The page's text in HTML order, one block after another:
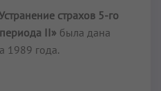
страхов 5-го
II» была дана
1989 года.